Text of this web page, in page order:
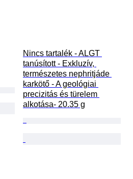
Nincs tartalék - ALGT
tanúsított - Exkluzív,
természetes nephritjáde
karkötő - A geológiai
precizitás és türelem
alkotása- 20.35 g